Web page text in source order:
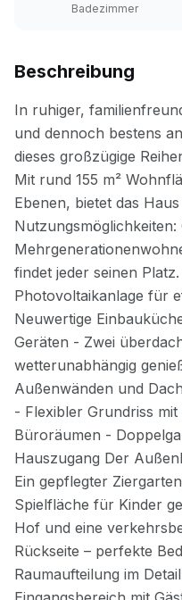
Badezimmer
Beschreibung